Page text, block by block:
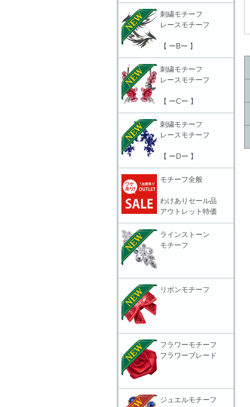
刺繍モチーフ
レースモチーフ
【 ーBー 】
刺繍モチーフ
レースモチーフ
【 ーCー 】
刺繍モチーフ
レースモチーフ
【 ーDー 】
モチーフ全般
わけありセール品
アウトレット特価
ラインストーン
モチーフ
リボンモチーフ
フラワーモチーフ
フラワーブレード
ジュエルモチーフ